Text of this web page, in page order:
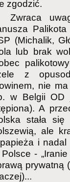
zgodzić.
Zwraca
(Michalik,
lub brak
z
nie
w Belgii OD
A
stała
ale
i
-
prywatną